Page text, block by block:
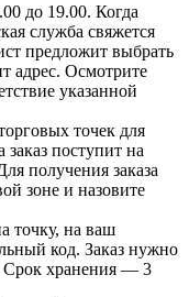
до 19.00. Когда
служба свяжется
предложит выбрать
адрес. Осмотрите
указанной
точек для
поступит на
получения заказа
зоне и назовите
точку, на ваш
код. Заказ нужно
Срок хранения — 3